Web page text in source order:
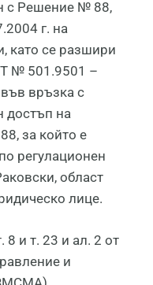
с Решение № 88,
г. на
като се разшири
№ 501.9501 –
връзка с
достъп на
за който е
регулационен
област
лице.
8 и т. 23 и ал. 2 от
и